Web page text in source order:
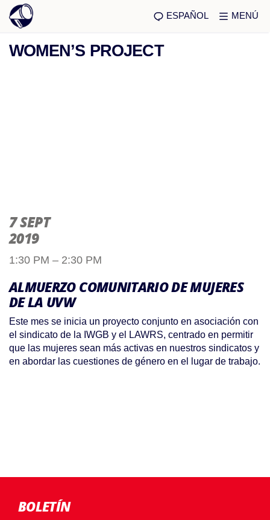
ESPAÑOL MENÚ
WOMEN’S PROJECT
7 SEPT
2019
1:30 PM – 2:30 PM
ALMUERZO COMUNITARIO DE MUJERES
DE LA UVW
Este mes se inicia un proyecto conjunto en asociación con
el sindicato de la IWGB y el LAWRS, centrado en permitir
que las mujeres sean más activas en nuestros sindicatos y
en abordar las cuestiones de género en el lugar de trabajo.
BOLETÍN